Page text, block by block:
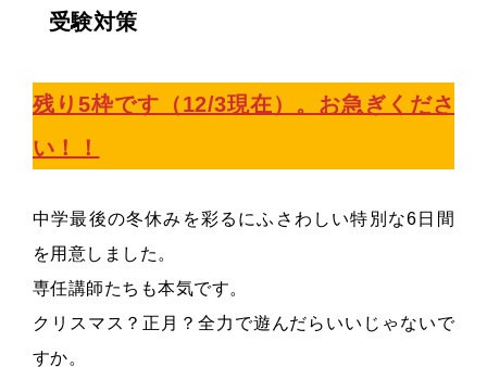
受験対策
残り5枠です（12/3現在）。お急ぎくださ
い！！
中学最後の冬休みを彩るにふさわしい特別な6日間
を用意しました。
専任講師たちも本気です。
クリスマス？正月？全力で遊んだらいいじゃないで
すか。